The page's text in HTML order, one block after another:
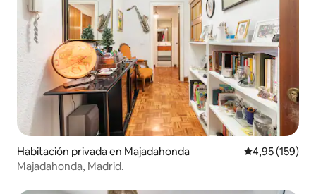
Habitación privada en Majadahonda Calificación
4,95 (159)
Majadahonda, Madrid.